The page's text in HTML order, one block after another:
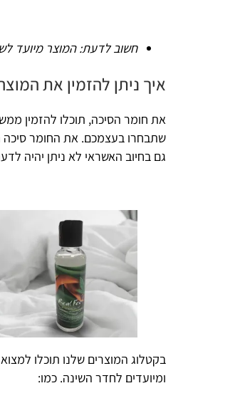
חשוב לדעת: המוצר מיועד לשימוש
איך ניתן להזמין את המוצר?
את חומר הסיכה, תוכלו להזמין ממש כאן,
שתבחרו בעצמכם. את החומר סיכה תקבלו
גם בחיוב האשראי לא ניתן יהיה לדעת מה
בקטלוג המוצרים שלנו תוכלו למצוא מוצרים
ומיועדים לחדר השינה. כמו: